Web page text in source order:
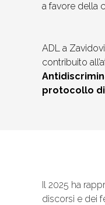
a favore della
ADL a
contribuito
protocollo
Il 2025 ha
discorsi e dei